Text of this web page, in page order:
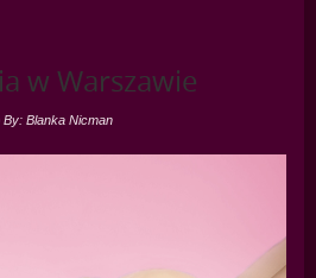
w Warszawie
By: Blanka Nicman